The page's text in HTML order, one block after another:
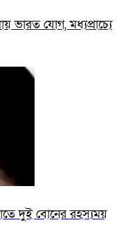
ভারত যোগ, মধ্যপ্রাচ্যে
দুই বোনের রহস্যময়